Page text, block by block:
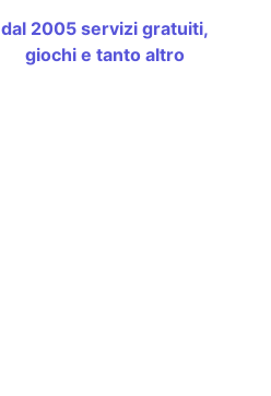
dal 2005 servizi gratuiti,
giochi e tanto altro